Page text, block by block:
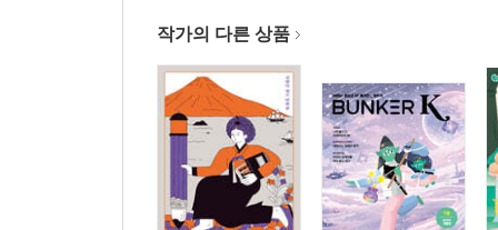
작가의 다른 상품